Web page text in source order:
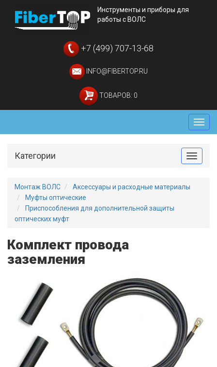
Инструменты и приборы для
работы с ВОЛС
+7 (499) 707-13-68
INFO@FIBERTOP.RU
ТОВАРОВ: 0
Меню
Toggle
Категории
Монтаж ВОЛС
Аксессуары и расходные материалы
Муфты оптические
Приспособления для дополнительной защиты
оптических муфт
Комплект провода
заземления